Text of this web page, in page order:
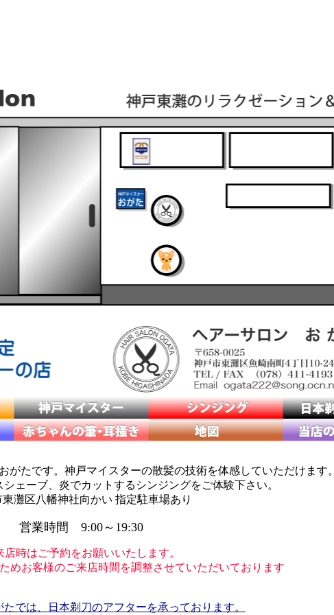
がたです。神戸マイスターの散髪の技術を体感していただけます。
ェーブ、炎でカットするシンジングをご体験下さい。
灘区八幡神社向かい 指定駐車場あり
営業時間 9:00～19:30
店時はご予約をお願いいたします。
めお客様のご来店時間を調整させていただいております
では、日本剃刀のアフターを承っております。